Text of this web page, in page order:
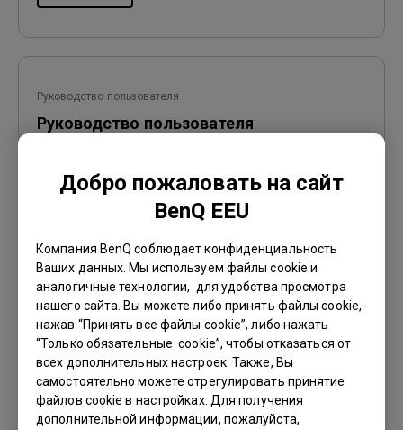
Добро пожаловать на сайт
BenQ EEU
Компания BenQ соблюдает конфиденциальность
Ваших данных. Мы используем файлы cookie и
аналогичные технологии, для удобства просмотра
нашего сайта. Вы можете либо принять файлы cookie,
нажав “Принять все файлы cookie”, либо нажать
“Только обязательные cookie”, чтобы отказаться от
всех дополнительных настроек. Также, Вы
самостоятельно можете отрегулировать принятие
файлов cookie в настройках. Для получения
дополнительной информации, пожалуйста,
Руководство пользователя
Руководство пользователя
Язык:
Multi-Language
10.01 MB
Просмотр
Руководство пользователя
Руководство пользователя